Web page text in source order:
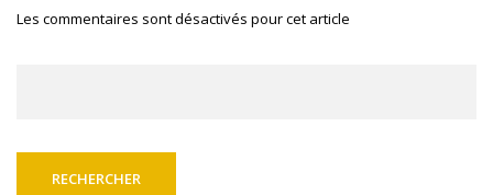
Les commentaires sont désactivés pour cet article